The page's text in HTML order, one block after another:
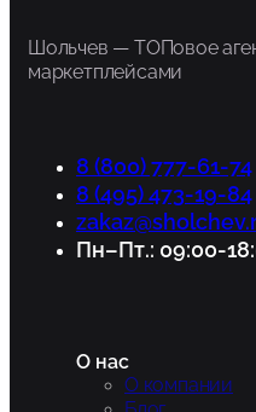
Шольчев — ТОПовое
маркетплейсами
8 (800) 777-61-74
8 (495) 473-19-84
Пн–Пт.: 09:00-
О нас
О компании